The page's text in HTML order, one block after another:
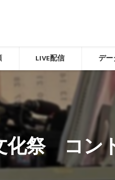
LIVE配信 デ
化祭 コン